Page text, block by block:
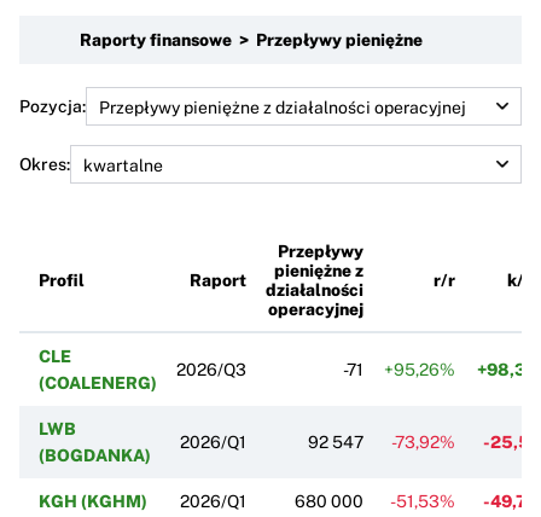
Raporty finansowe > Przepływy pieniężne
Pozycja:
Okres:
Profil Raport
Przepływy
pieniężne z
działalności
operacyjnej
r/r k/k
CLE
(COALENERG)
2026/Q3 -71 +95,26%
LWB
(BOGDANKA)
2026/Q1 92 547 -73,92% -
KGH (KGHM) 2026/Q1 680 000 -51,53% -